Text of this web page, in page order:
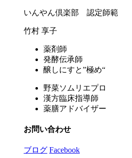
いんやん倶楽部 認定師範
竹村 享子
薬剤師
発酵伝承師
醸しにすと”極め“
野菜ソムリエプロ
漢方臨床指導師
薬膳アドバイザー
お問い合わせ
ブログ Facebook